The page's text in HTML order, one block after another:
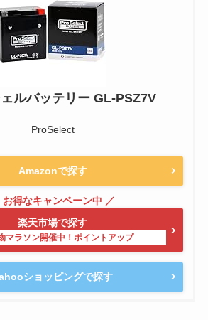
ルバッテリー GL-PSZ7V
ProSelect
Amazonで探す
楽天市場で探す
ショッピングで探す